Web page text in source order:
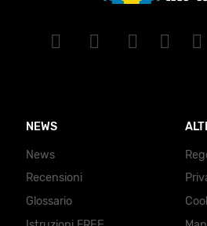
NEWS
News
Recensioni
Glossario